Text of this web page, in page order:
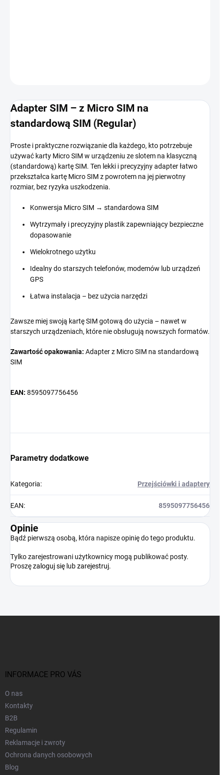
Adapter SIM – z Micro SIM na
standardową SIM (Regular)
Proste i praktyczne rozwiązanie dla każdego, kto potrzebuje
używać karty Micro SIM w urządzeniu ze slotem na klasyczną
(standardową) kartę SIM. Ten lekki i precyzyjny adapter łatwo
przekształca kartę Micro SIM z powrotem na jej pierwotny
rozmiar, bez ryzyka uszkodzenia.
Konwersja Micro SIM → standardowa SIM
Wytrzymały i precyzyjny plastik zapewniający bezpieczne
dopasowanie
Wielokrotnego użytku
Idealny do starszych telefonów, modemów lub urządzeń
GPS
Łatwa instalacja – bez użycia narzędzi
Zawsze miej swoją kartę SIM gotową do użycia – nawet w
starszych urządzeniach, które nie obsługują nowszych formatów.
Zawartość opakowania: Adapter z Micro SIM na standardową
SIM
EAN: 8595097756456
Parametry dodatkowe
Kategoria: Przejściówki i adaptery
EAN: 8595097756456
Opinie
Bądź pierwszą osobą, która napisze opinię do tego produktu.
Tylko zarejestrowani użytkownicy mogą publikować posty.
Proszęzaloguj się lubzarejestruj.
INFORMACE PRO VÁS
O nas
Kontakty
B2B
Regulamin
Reklamacje i zwroty
Ochrona danych osobowych
Blog